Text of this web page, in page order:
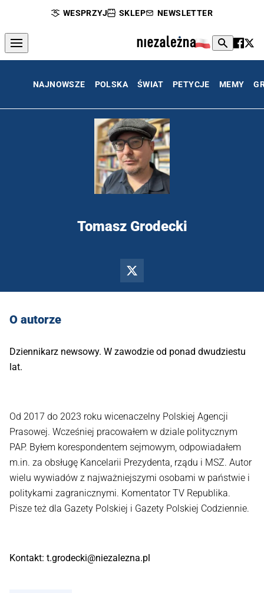
WESPRZYJ SKLEP NEWSLETTER
NAJNOWSZE POLSKA ŚWIAT PETYCJE MEMY
Tomasz Grodecki
O autorze
Dziennikarz newsowy. W zawodzie od ponad dwudziestu
lat.
Od 2017 do 2023 roku wicenaczelny Polskiej Agencji
Prasowej. Wcześniej pracowałem w dziale politycznym
PAP. Byłem korespondentem sejmowym, odpowiadałem
m.in. za obsługę Kancelarii Prezydenta, rządu i MSZ. Autor
wielu wywiadów z najważniejszymi osobami w państwie i
politykami zagranicznymi. Komentator TV Republika.
Pisze też dla Gazety Polskiej i Gazety Polskiej Codziennie.
Kontakt: t.grodecki@niezalezna.pl